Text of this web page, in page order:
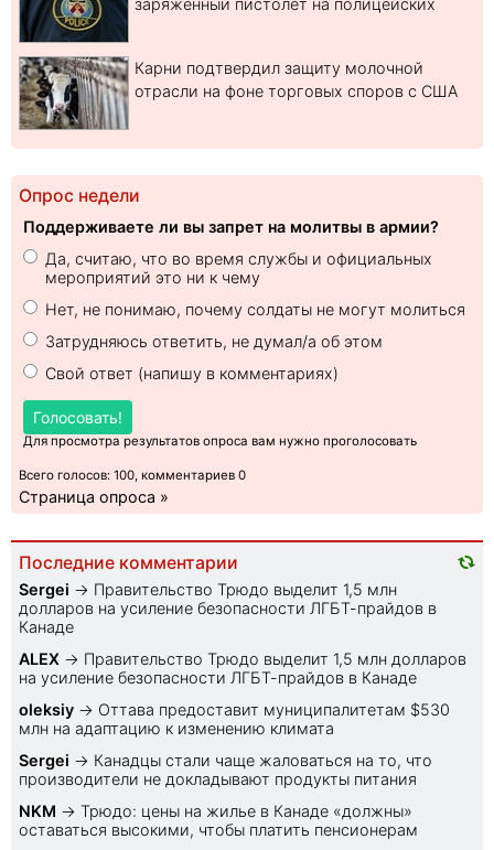
Карни подтвердил защиту молочной
отрасли на фоне торговых споров с США
Опрос недели
Поддерживаете ли вы запрет на молитвы в армии?
Да, считаю, что во время службы и официальных
мероприятий это ни к чему
Нет, не понимаю, почему солдаты не могут молиться
Затрудняюсь ответить, не думал/а об этом
Свой ответ (напишу в комментариях)
Голосовать!
Для просмотра результатов опроса вам нужно проголосовать
Всего голосов: 100, комментариев 0
Страница опроса »
Последние комментарии
Sеrgei → Правительство Трюдо выделит 1,5 млн
долларов на усиление безопасности ЛГБТ-прайдов в
Канаде
ALEX → Правительство Трюдо выделит 1,5 млн долларов
на усиление безопасности ЛГБТ-прайдов в Канаде
oleksiy → Оттава предоставит муниципалитетам $530
млн на адаптацию к изменению климата
Sеrgei → Канадцы стали чаще жаловаться на то, что
производители не докладывают продукты питания
NKM → Трюдо: цены на жилье в Канаде «должны»
оставаться высокими, чтобы платить пенсионерам